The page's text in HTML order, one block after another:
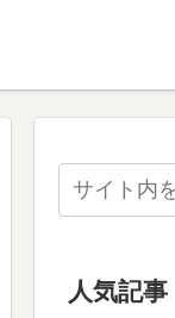
人気記事